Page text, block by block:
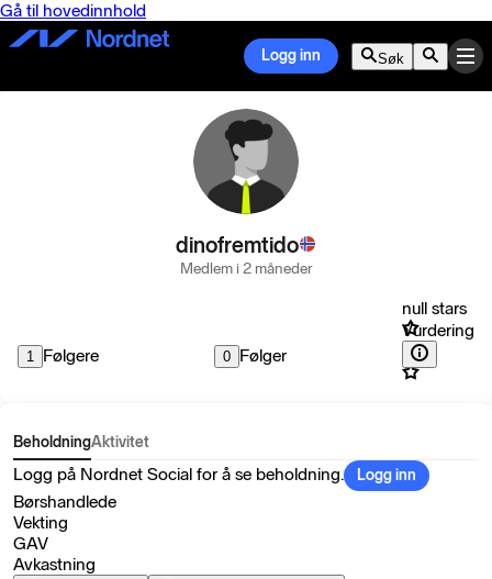
Gå til hovedinnhold
Logg inn Søk
dinofremtido
Medlem i 2 måneder
1 Følgere 0 Følger
null stars
Vurdering
BeholdningAktivitet
Logg på Nordnet Social for å se beholdning. Logg inn
Børshandlede
Vekting
GAV
Avkastning